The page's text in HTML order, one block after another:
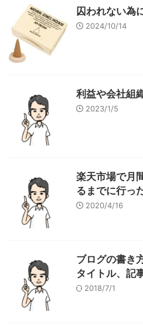
囚われない為
2024/10/14
利益や会社組
2023/1/5
楽天市場で月
るまでに行っ
2020/4/16
ブログの書き
タイトル、記
2018/7/1